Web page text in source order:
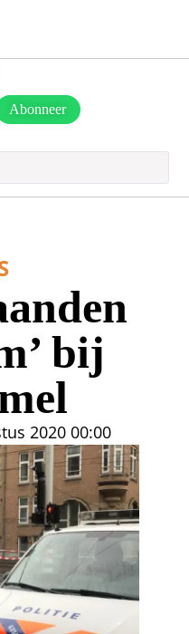
Abonneer
bij
2020 00:00